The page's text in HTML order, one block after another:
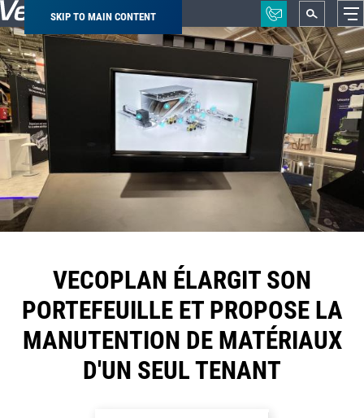
SKIP TO MAIN CONTENT
Breadcrumb
VECOPLAN ÉLARGIT SON
PORTEFEUILLE ET PROPOSE LA
MANUTENTION DE MATÉRIAUX
D'UN SEUL TENANT